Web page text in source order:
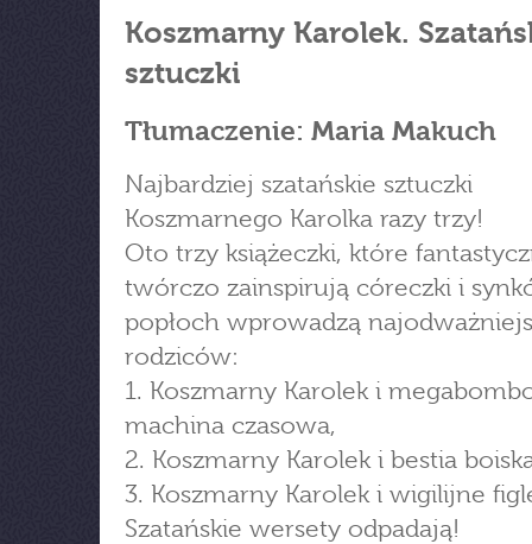
Koszmarny Karolek.
sztuczki
Tłumaczenie: Maria Makuch
Najbardziej szatańskie sztuczki
Koszmarnego Karolka razy trzy!
Oto trzy książeczki, które
twórczo zainspirują córeczki i
popłoch wprowadzą
rodziców:
1. Koszmarny Karolek i
machina czasowa,
2. Koszmarny Karolek i bestia
3. Koszmarny Karolek i wigilijne
Szatańskie wersety odpadają!